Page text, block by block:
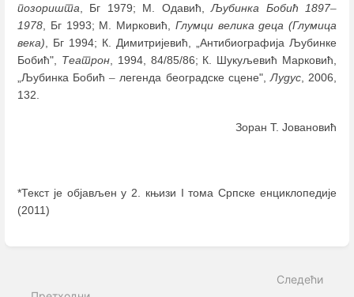
позоришта , Бг 1979; М. Одавић,Љубинка Бобић 1897–
1978 , Бг 1993; М. Мирковић, Глумци велика деца (Глумица
века) , Бг 1994; К. Димитријевић, „Антибиографија Љубинке
Бобић", Театрон, 1994, 84/85/86; К. Шукуљевић Марковић,
„Љубинка Бобић– легенда београдске сцене", Лудус, 2006,
132.
Зоран Т. Јовановић
*Текст је објављен у 2. књизи I тома Српске енциклопедије
(2011)
Следећи